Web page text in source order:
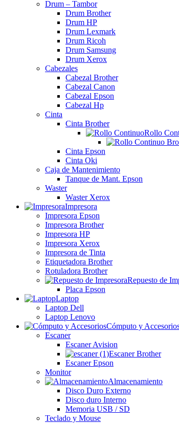
Drum – Tambor
Drum Brother
Drum HP
Drum Lexmark
Drum Ricoh
Drum Samsung
Drum Xerox
Cabezales
Cabezal Brother
Cabezal Canon
Cabezal Epson
Cabezal Hp
Cinta
Cinta Brother
Rollo
Cinta Epson
Cinta Oki
Caja de Mantenimiento
Tanque de Mant. Epson
Waster
Waster Xerox
Impresora
Impresora Epson
Impresora Brother
Impresora HP
Impresora Xerox
Impresora de Tinta
Etiquetadora Brother
Rotuladora Brother
Repuesto de
Placa Epson
Laptop
Laptop Dell
Laptop Lenovo
Cómputo y
Escaner
Escaner Avision
Escaner Brother
Escaner Epson
Monitor
Almacenamiento
Disco Duro Externo
Disco duro Interno
Memoria USB / SD
Teclado y Mouse